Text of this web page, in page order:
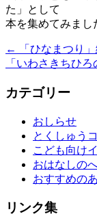
た」として
本を集めてみまし
←
「ひなまつり
「いわさきちひ
カテゴリー
おしらせ
とくしゅう
こども向け
おはなしの
おすすめの
リンク集